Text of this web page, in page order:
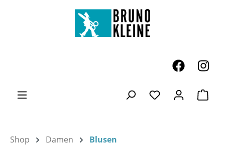
Zum Hauptinhalt springen
Du hast 0
Shop Damen Blusen